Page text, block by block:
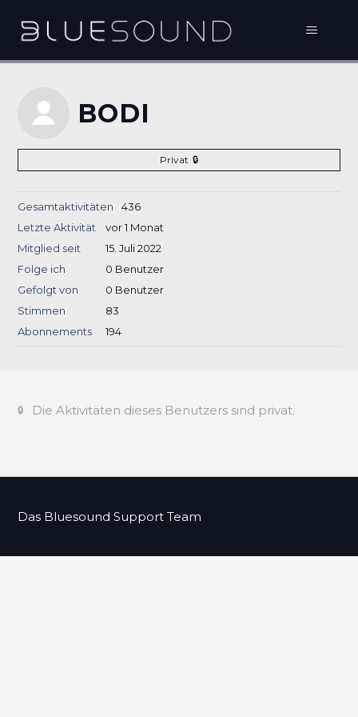
BODI
Privat
Gesamtaktivitäten
436
Letzte Aktivität
vor 1 Monat
Mitglied seit
15. Juli 2022
Folge ich
0 Benutzer
Gefolgt von
0 Benutzer
Stimmen
83
Abonnements
194
Die Aktivitäten dieses Benutzers sind privat.
Das Bluesound Support Team